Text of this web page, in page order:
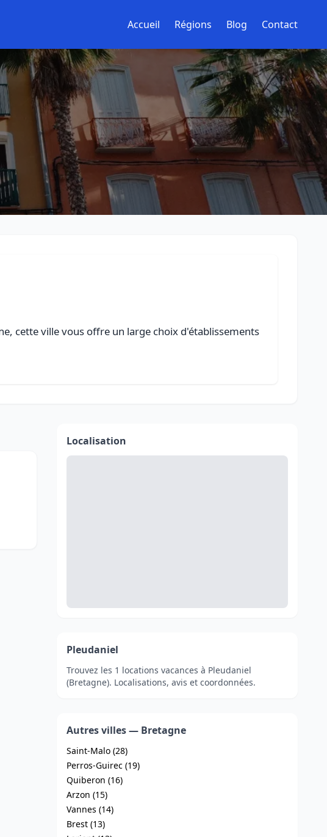
Accueil Régions Blog Contact
cette ville vous offre un large choix d'établissements
Localisation
Pleudaniel
Trouvez les 1 locations vacances à Pleudaniel
(Bretagne). Localisations, avis et coordonnées.
Autres villes — Bretagne
Saint-Malo (28)
Perros-Guirec (19)
Quiberon (16)
Arzon (15)
Vannes (14)
Brest (13)